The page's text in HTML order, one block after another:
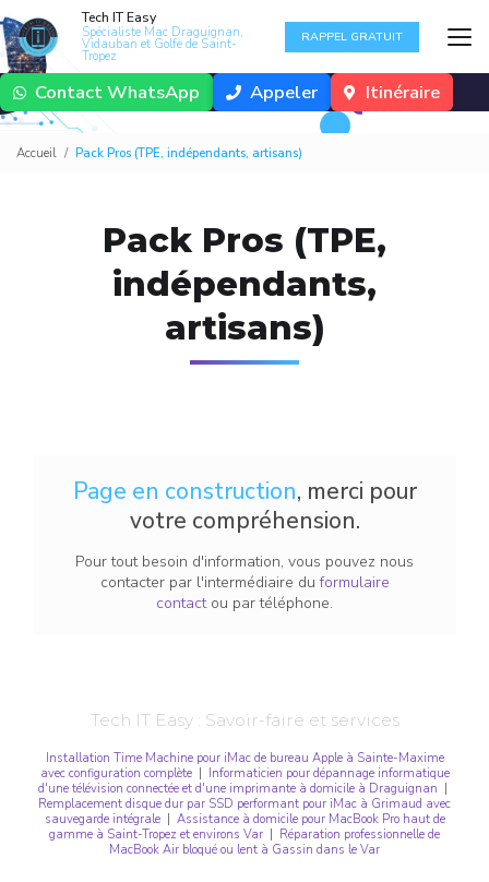
au
contenu
principal
Contact WhatsApp Appeler Itinéraire
Tech IT Easy
Spécialiste Mac Draguignan,
Vidauban et Golfe de Saint-
Tropez
RAPPEL GRATUIT
Accueil Pack Pros (TPE, indépendants, artisans)
Pack Pros (TPE,
indépendants,
artisans)
Page en construction, merci pour
votre compréhension.
Pour tout besoin d'information, vous pouvez nous
contacter par l'intermédiaire duformulaire
contactou par téléphone.
Tech IT Easy : Savoir-faire et services
Installation Time Machine pour iMac de bureau Apple à Sainte-Maxime
avec configuration complète| Informaticien pour dépannage informatique
d'une télévision connectée et d'une imprimante à domicile à Draguignan
Remplacement disque dur par SSD performant pour iMac à Grimaud avec
sauvegarde intégrale| Assistance à domicile pour MacBook Pro haut de
gamme à Saint-Tropez et environs Var
Réparation professionnelle de
MacBook Air bloqué ou lent à Gassin dans le Var